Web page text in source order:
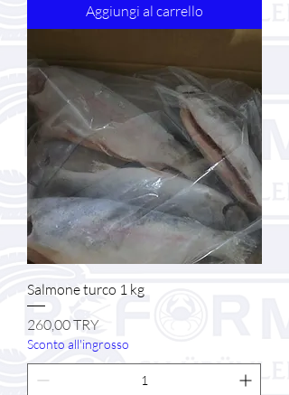
Aggiungi al carrello
Salmone turco 1 kg
Prezzo
260,00 TRY
Sconto all'ingrosso